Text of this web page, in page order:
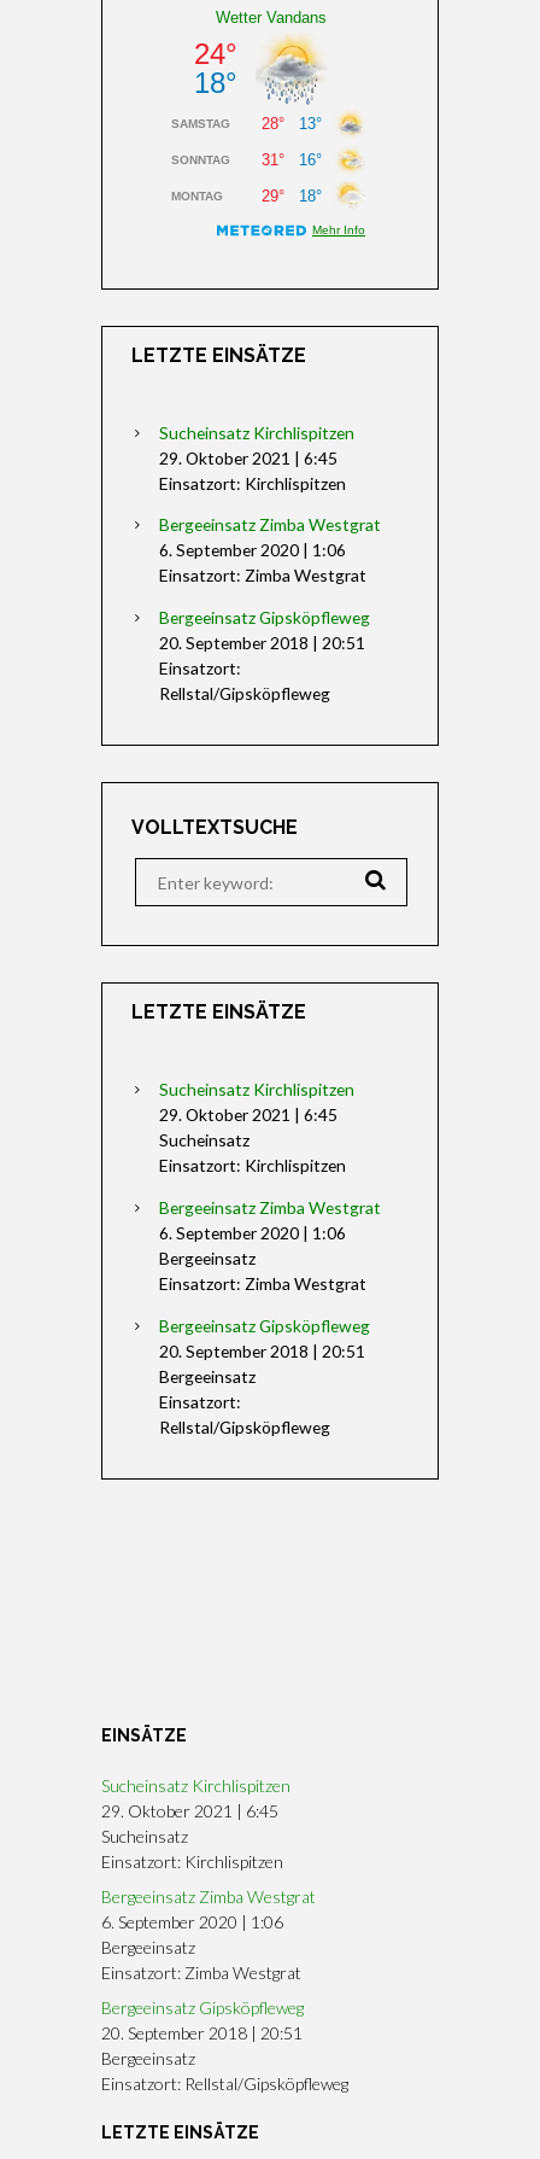
LETZTE EINSÄTZE
Sucheinsatz Kirchlispitzen
29. Oktober 2021 | 6:45
Einsatzort: Kirchlispitzen
Bergeeinsatz Zimba Westgrat
6. September 2020| 1:06
Einsatzort: Zimba Westgrat
Bergeeinsatz Gipsköpfleweg
20. September 2018 | 20:51
Einsatzort:
Rellstal/Gipsköpfleweg
VOLLTEXTSUCHE
LETZTE EINSÄTZE
Sucheinsatz Kirchlispitzen
29. Oktober 2021 | 6:45
Sucheinsatz
Einsatzort: Kirchlispitzen
Bergeeinsatz Zimba Westgrat
6. September 2020| 1:06
Bergeeinsatz
Einsatzort: Zimba Westgrat
Bergeeinsatz Gipsköpfleweg
20. September 2018 | 20:51
Bergeeinsatz
Einsatzort:
Rellstal/Gipsköpfleweg
EINSÄTZE
Sucheinsatz Kirchlispitzen
29. Oktober 2021 | 6:45
Sucheinsatz
Einsatzort: Kirchlispitzen
Bergeeinsatz Zimba Westgrat
6. September 2020 | 1:06
Bergeeinsatz
Einsatzort: Zimba Westgrat
Bergeeinsatz Gipsköpfleweg
20. September 2018 | 20:51
Bergeeinsatz
Einsatzort: Rellstal/Gipsköpfleweg
LETZTE EINSÄTZE